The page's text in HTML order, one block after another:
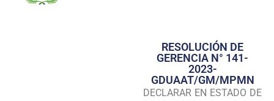
Transparencia
Seguridad
RESOLUCIÓN DE
GERENCIA N° 141-
2023-
GDUAAT/GM/MPMN
DECLARAR EN ESTADO DE